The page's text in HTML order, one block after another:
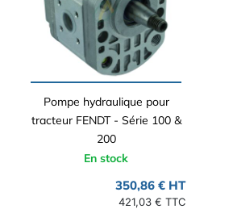
Pompe hydraulique pour
tracteur FENDT - Série 100 &
200
En stock
350,86 € HT
421,03 € TTC